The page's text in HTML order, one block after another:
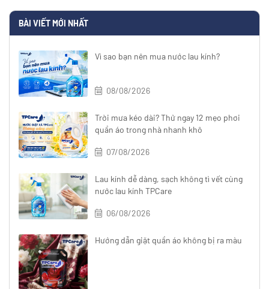
BÀI VIẾT MỚI NHẤT
Vì sao bạn nên mua nước lau kính?
08/08/2026
Trời mưa kéo dài? Thử ngay 12 mẹo phơi
quần áo trong nhà nhanh khô
07/08/2026
Lau kính dễ dàng, sạch không tì vết cùng
nước lau kính TPCare
06/08/2026
Hướng dẫn giặt quần áo không bị ra màu